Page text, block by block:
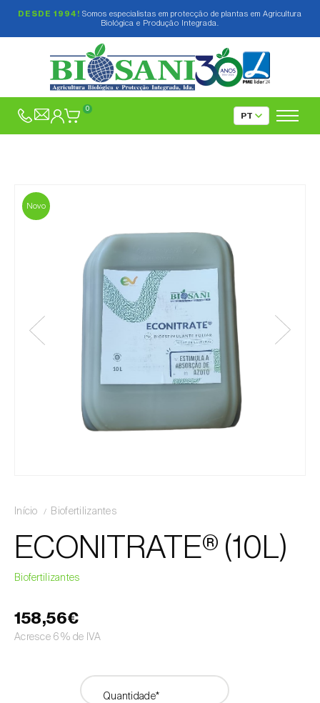
DESDE 1994! Somos especialistas em protecção de plantas em Agricultura
Biológica e Produção Integrada.
0
Novo
Início Biofertilizantes
ECONITRATE® (10L)
Biofertilizantes
158,56€
Acresce 6% de IVA
Quantidade*